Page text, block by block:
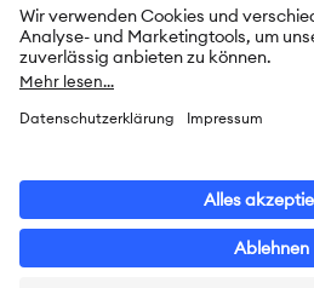
Nutzungsbedingungen
Privatsphäre-Einstellungen
Leichte Sprache
Erklärung zur Barrierefreiheit
© 2026 Initiative „Schulen: Partner